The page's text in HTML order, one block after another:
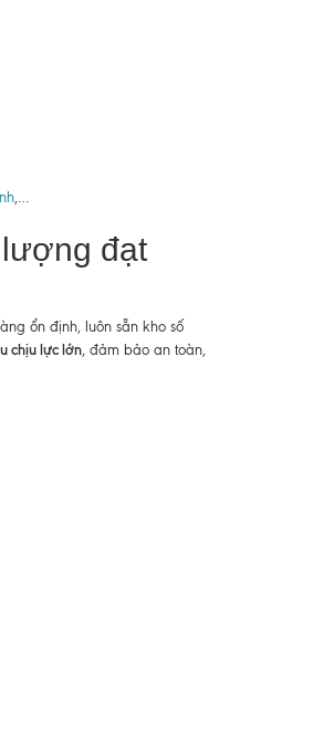
,…
đạt
ổn định, luôn sẵn kho số
chịu lực lớn, đảm bảo an toàn,